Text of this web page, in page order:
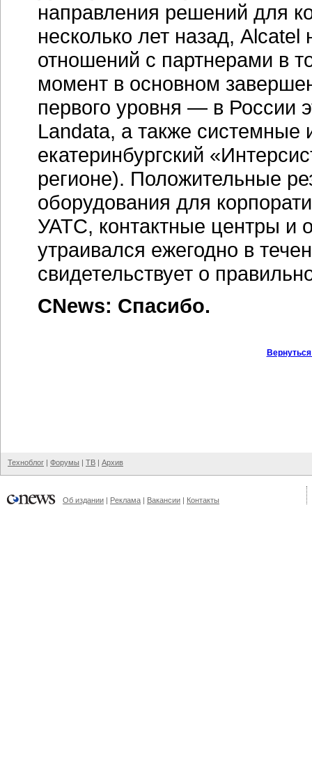
направления решений для
несколько лет назад,
отношений с партнерами в
момент в основном
первого уровня — в России
Landata, а также системные
екатеринбургский
регионе). Положительные
оборудования для
УАТС, контактные центры и
утраивался ежегодно в
свидетельствует о
CNews: Спасибо.
Техноблог | Форумы | ТВ | Архив
Об издании | Реклама | Вакансии | Контакты